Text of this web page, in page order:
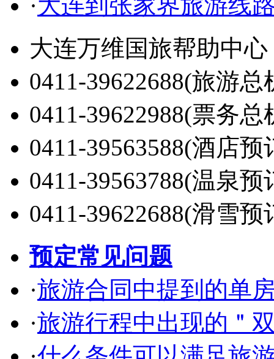
大连万维国旅帮助中心
0411-39622688(旅游总
0411-39622988(票务总
0411-39563588(酒店预
0411-39563788(温泉预
0411-39622688(滑雪预
预定常见问题
·旅游合同中提到的单
·旅游行程中出现的＂